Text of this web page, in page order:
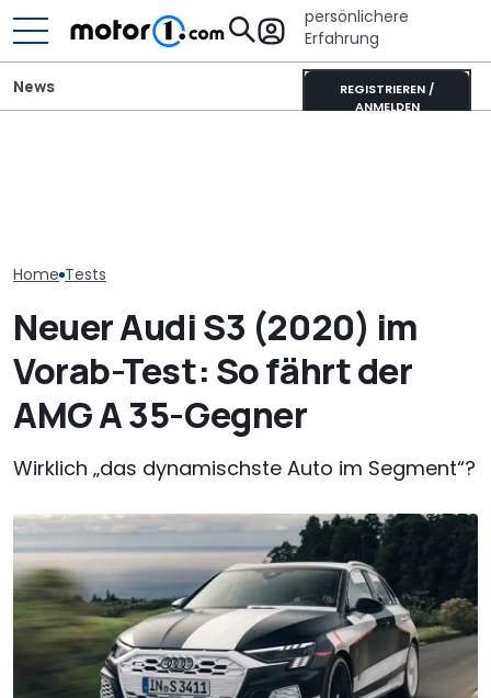
persönlichere
Erfahrung
REGISTRIEREN /
ANMELDEN
News
Home Tests
Neuer Audi S3 (2020) im
Vorab-Test: So fährt der
AMG A 35-Gegner
Wirklich „das dynamischste Auto im Segment“?